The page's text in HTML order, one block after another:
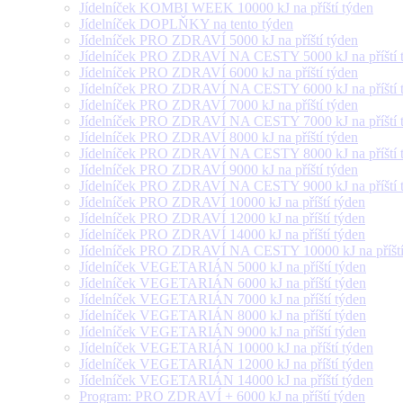
Jídelníček KOMBI WEEK 10000 kJ na příští týden
Jídelníček DOPLŇKY na tento týden
Jídelníček PRO ZDRAVÍ 5000 kJ na příští týden
Jídelníček PRO ZDRAVÍ NA CESTY 5000 kJ na příští
Jídelníček PRO ZDRAVÍ 6000 kJ na příští týden
Jídelníček PRO ZDRAVÍ NA CESTY 6000 kJ na příští
Jídelníček PRO ZDRAVÍ 7000 kJ na příští týden
Jídelníček PRO ZDRAVÍ NA CESTY 7000 kJ na příští
Jídelníček PRO ZDRAVÍ 8000 kJ na příští týden
Jídelníček PRO ZDRAVÍ NA CESTY 8000 kJ na příští
Jídelníček PRO ZDRAVÍ 9000 kJ na příští týden
Jídelníček PRO ZDRAVÍ NA CESTY 9000 kJ na příští
Jídelníček PRO ZDRAVÍ 10000 kJ na příští týden
Jídelníček PRO ZDRAVÍ 12000 kJ na příští týden
Jídelníček PRO ZDRAVÍ 14000 kJ na příští týden
Jídelníček PRO ZDRAVÍ NA CESTY 10000 kJ na
Jídelníček VEGETARIÁN 5000 kJ na příští týden
Jídelníček VEGETARIÁN 6000 kJ na příští týden
Jídelníček VEGETARIÁN 7000 kJ na příští týden
Jídelníček VEGETARIÁN 8000 kJ na příští týden
Jídelníček VEGETARIÁN 9000 kJ na příští týden
Jídelníček VEGETARIÁN 10000 kJ na příští týden
Jídelníček VEGETARIÁN 12000 kJ na příští týden
Jídelníček VEGETARIÁN 14000 kJ na příští týden
Program: PRO ZDRAVÍ + 6000 kJ na příští týden